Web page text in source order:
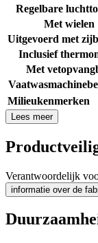
Regelbare
Met wielen
Uitgevoerd met
Inclusief
Met
Milieukenmerken
Lees meer
Verantwoordelijk
informatie over de